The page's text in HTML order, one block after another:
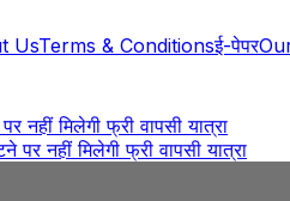
UsTerms & Conditionsई-पेपर
मिलेगी फ्री वापसी यात्रा